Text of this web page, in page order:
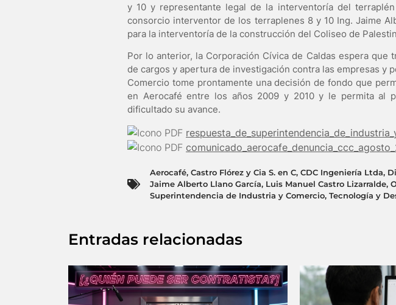
y 10 y representante legal de la interventoría del
consorcio interventor de los terraplenes 8 y 10 Ing. Jaime
para la interventoría de la construcción del Coliseo de
Por lo anterior, la Corporación Cívica de Caldas espera
de cargos y apertura de investigación contra las empresas y
Comercio tome prontamente una decisión de fondo que
en Aerocafé entre los años 2009 y 2010 y le permita al
dificultado su avance.
Aerocafé, Castro Flórez y Cia S. en C, CDC Ingeniería Ltda,
Jaime Alberto Llano García, Luis Manuel Castro Lizarralde,
Superintendencia de Industria y Comercio, Tecnología y
Entradas relacionadas